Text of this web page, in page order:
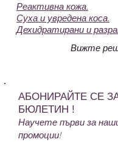
Реактивна кожа.
Суха и увредена коса.
Дехидратирани и
Вижте
АБОНИРАЙТЕ СЕ
БЮЛЕТИН !
Научете първи за
промоции!